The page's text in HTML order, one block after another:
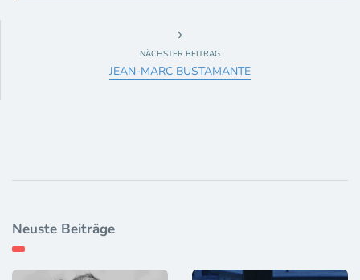
NÄCHSTER BEITRAG
JEAN-MARC BUSTAMANTE
Neuste Beiträge